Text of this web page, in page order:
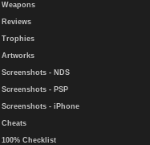
Weapons
Reviews
Trophies
Artworks
Screenshots - NDS
Screenshots - PSP
Screenshots - iPhone
Cheats
100% Checklist